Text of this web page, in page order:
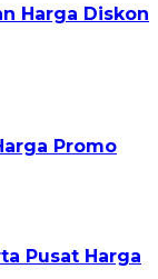
Harga Diskon
Promo
Pusat Harga